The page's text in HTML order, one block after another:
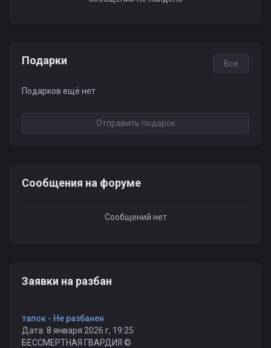
Подарки Все
Подарков ещё нет
Отправить подарок
Сообщения на форуме
Сообщений нет
Заявки на разбан
тапок - Не разбанен
Дата: 8 января 2026 г, 19:25
БЕССМЕРТНАЯ ГВАРДИЯ ©